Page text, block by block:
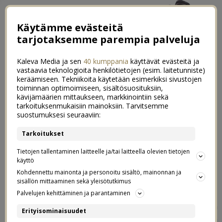
Syksyn herkullisin myskikurpitsa-
salvia -pasta
Postaus on tehty kaupallisessa yhteistyössä
Maldonin kanssa.
Lokakuu – kurpitsoiden kuukausi, eikö? Mikä sopisikaan
Käytämme evästeitä
tarjotaksemme parempia palveluja
Kaleva Media ja sen 40 kumppania käyttävät evästeitä ja
vastaavia teknologioita henkilötietojen (esim. laitetunniste)
keräämiseen. Tekniikoita käytetään esimerkiksi sivustojen
toiminnan optimoimiseen, sisältösuosituksiin,
kävijämäärien mittaukseen, markkinointiin sekä
tarkoituksenmukaisiin mainoksiin. Tarvitsemme
suostumuksesi seuraaviin:
Tarkoitukset
Tietojen tallentaminen laitteelle ja/tai laitteella olevien tietojen
käyttö
Kohdennettu mainonta ja personoitu sisältö, mainonnan ja
sisällön mittaaminen sekä yleisötutkimus
Palvelujen kehittäminen ja parantaminen
Erityisominaisuudet